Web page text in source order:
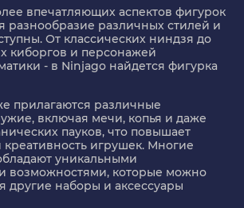
впечатляющих аспектов фигурок
разнообразие различных стилей и
От классических ниндзя до
киборгов и персонажей
- в Ninjago найдется фигурка
прилагаются различные
включая мечи, копья и даже
пауков, что повышает
креативность игрушек. Многие
уникальными
возможностями, которые можно
другие наборы и аксессуары